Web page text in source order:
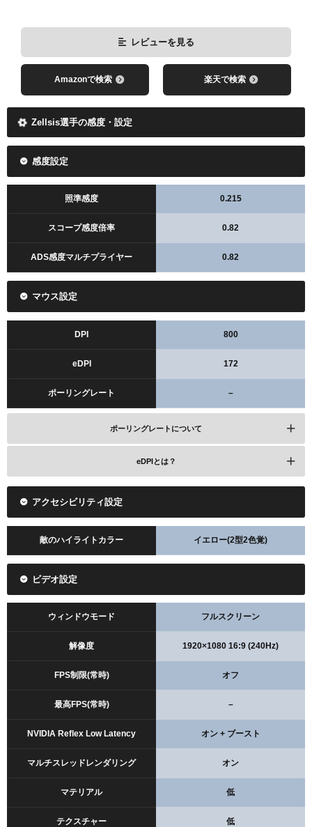
レビューを見る
Amazonで検索 楽天で検索
Zellsis選手の感度・設定
感度設定
照準感度 0.215
スコープ感度倍率 0.82
ADS感度マルチプライヤー 0.82
マウス設定
DPI 800
eDPI 172
ポーリングレート –
ポーリングレートについて
eDPIとは？
アクセシビリティ設定
敵のハイライトカラー イエロー(2型2色覚)
ビデオ設定
ウィンドウモード フルスクリーン
解像度 1920×1080 16:9 (240Hz)
FPS制限(常時) オフ
最高FPS(常時) –
NVIDIA Reflex Low Latency オン + ブースト
マルチスレッドレンダリング オン
マテリアル 低
テクスチャー 低